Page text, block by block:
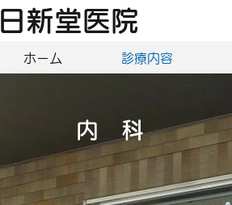
日新堂医院
ホーム 診療内容
内 科